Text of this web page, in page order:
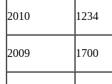
2010 1234
2009 1700